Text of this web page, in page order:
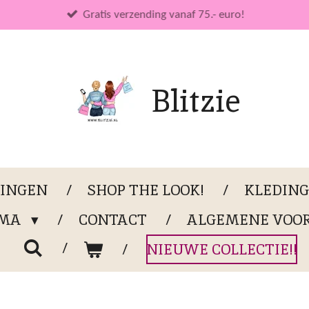
Gratis verzending vanaf 75.- euro!
Blitzie
SHOP THE LOOK!
CONTACT
ALGEMENE
NIEUWE COLLECTIE!!